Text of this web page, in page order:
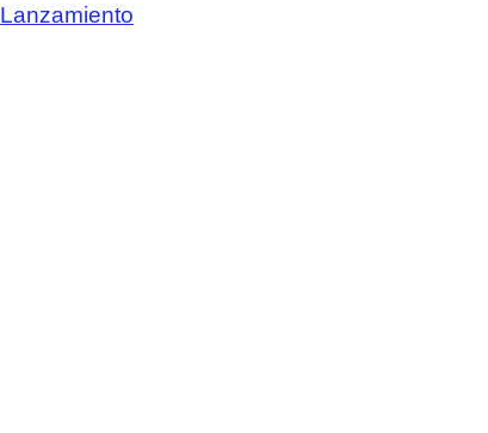
Lanzamiento